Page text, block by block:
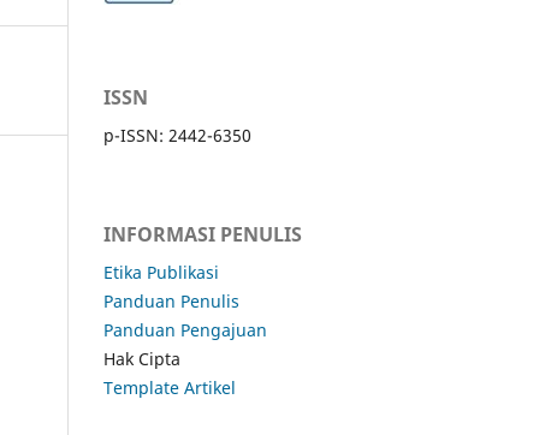
ISSN
p-ISSN: 2442-6350
INFORMASI PENULIS
Etika Publikasi
Panduan Penulis
Panduan Pengajuan
Hak Cipta
Template Artikel